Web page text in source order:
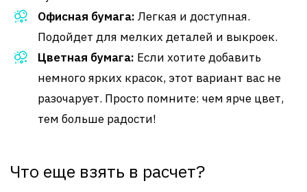
Офисная бумага: Легкая и доступная.
Подойдет для мелких деталей и выкроек.
Цветная бумага: Если хотите добавить
немного ярких красок, этот вариант вас не
разочарует. Просто помните: чем ярче цвет,
тем больше радости!
Что еще взять в расчет?